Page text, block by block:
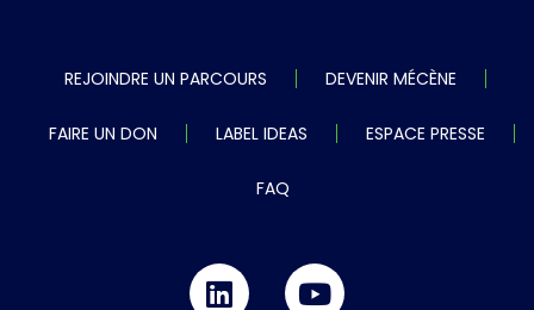
REJOINDRE UN PARCOURS DEVENIR MÉCÈNE
FAIRE UN DON LABEL IDEAS ESPACE PRESSE
FAQ